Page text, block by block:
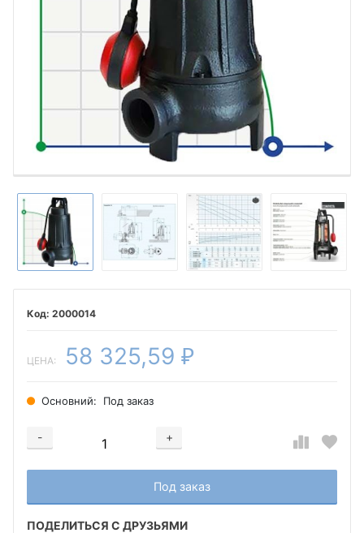
2000014
ЦЕНА: 58 325,59 ₽
Основний: Под заказ
-
+
Добавляется...
Под заказ
Добавлен
ПОДЕЛИТЬСЯ С ДРУЗЬЯМИ